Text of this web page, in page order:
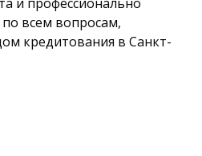
всем вопросам,
кредитования в Санкт-